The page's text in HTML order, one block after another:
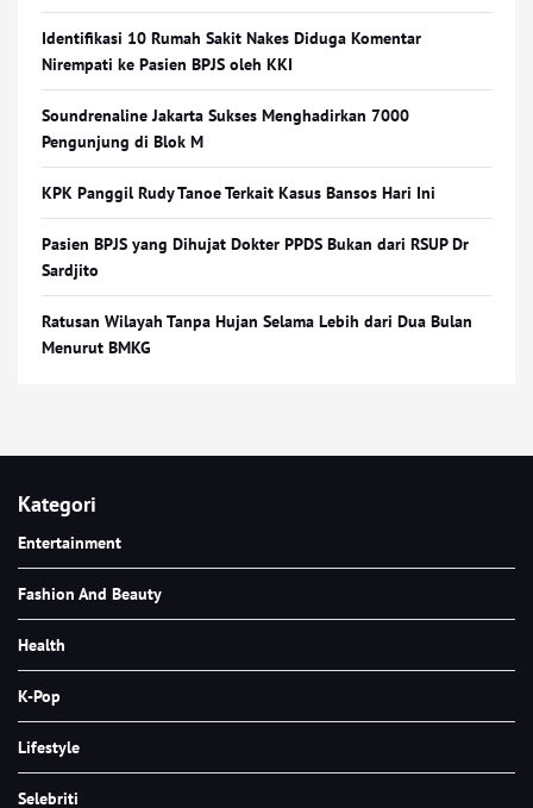
Identifikasi 10 Rumah Sakit Nakes Diduga Komentar
Nirempati ke Pasien BPJS oleh KKI
Soundrenaline Jakarta Sukses Menghadirkan 7000
Pengunjung di Blok M
KPK Panggil Rudy Tanoe Terkait Kasus Bansos Hari Ini
Pasien BPJS yang Dihujat Dokter PPDS Bukan dari RSUP Dr
Sardjito
Ratusan Wilayah Tanpa Hujan Selama Lebih dari Dua Bulan
Menurut BMKG
Kategori
Entertainment
Fashion And Beauty
Health
K-Pop
Lifestyle
Selebriti